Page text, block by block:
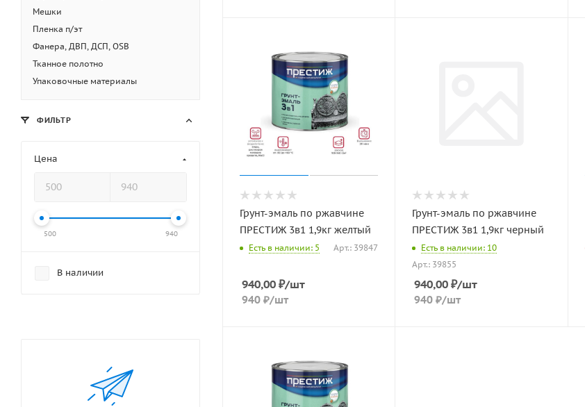
Грунт-эмаль по ржавчине
ПРЕСТИЖ 3в1 1,9кг желтый
Есть в наличии: 5 Арт.: 39847
940,00 ₽/шт
940 ₽/шт
Грунт-эмаль по ржавчине
ПРЕСТИЖ 3в1 1,9кг черный
Есть в наличии: 10
Арт.: 39855
940,00 ₽/шт
940 ₽/шт
Мешки
Пленка п/эт
Фанера, ДВП, ДСП, OSB
Тканное полотно
Упаковочные материалы
ФИЛЬТР
Цена
500 940
В наличии